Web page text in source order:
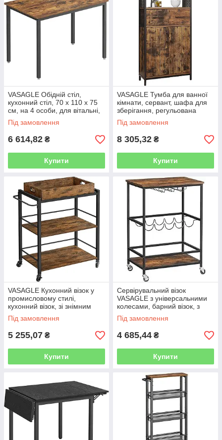
VASAGLE Обідній стіл,
кухонний стіл, 70 х 110 х 75
см, на 4 особи, для вітальні,
письмовий стіл, для їдальні,
кухні, промисловий
Під замовлення
6 614,82 ₴
Купити
VASAGLE Тумба для ванної
кімнати, сервант, шафа для
зберігання, регульована
полиця, сталевий каркас, для
вітальні, кухні,
Під замовлення
8 305,32 ₴
Купити
VASAGLE Кухонний візок у
промисловому стилі,
кухонний візок, зі знімним
лотком, з регульованими
ніжками та колесами,
Під замовлення
5 255,07 ₴
Купити
Сервірувальний візок
VASAGLE з універсальними
колесами, барний візок, з
полицями, тримачами для
склянок і пляшок, 60 x 40 x
Під замовлення
4 685,44 ₴
Купити